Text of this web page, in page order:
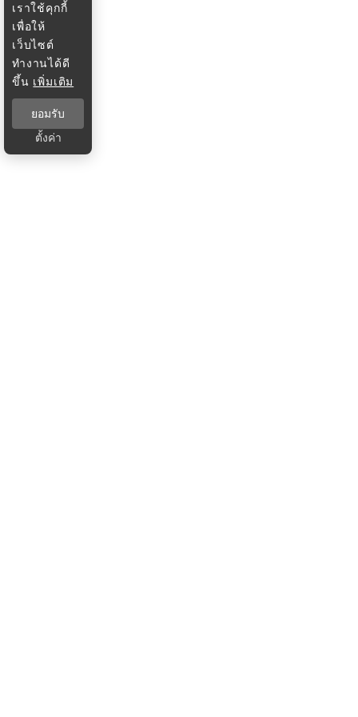
เราใช้คุกกี้
เพื่อให้
เว็บไซต์
ทำงานได้ดี
ขึ้น เพิ่มเติม
ยอมรับ
ตั้งค่า